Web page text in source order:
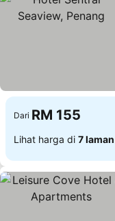
Dari RM 155
Lihat harga di 7 laman